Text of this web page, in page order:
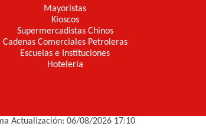
Mayoristas
Kioscos
Supermercadistas Chinos
Cadenas Comerciales Petroleras
Escuelas e Instituciones
Hotelería
Actualización: 06/08/2026 17:10